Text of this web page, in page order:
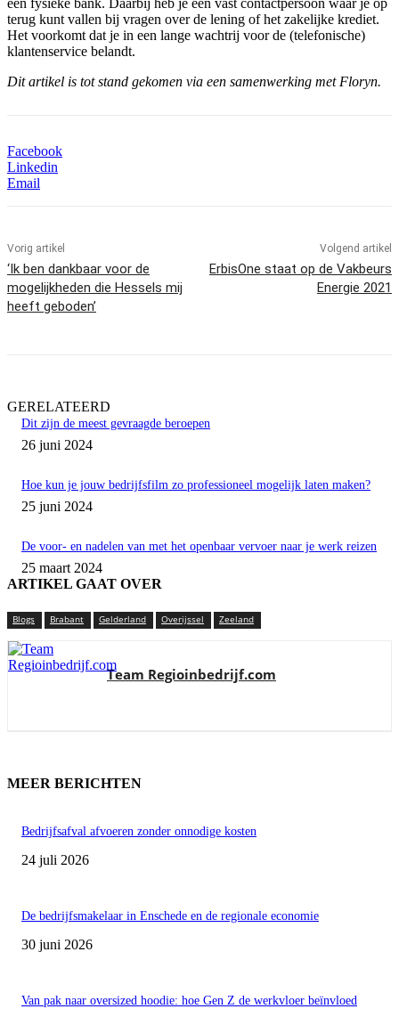
een fysieke bank. Daarbij heb je een vast contactpersoon waar je op
terug kunt vallen bij vragen over de lening of het zakelijke krediet.
Het voorkomt dat je in een lange wachtrij voor de (telefonische)
klantenservice belandt.
Dit artikel is tot stand gekomen via een samenwerking met Floryn.
Facebook
Linkedin
Email
Vorig artikel
‘Ik ben dankbaar voor de
mogelijkheden die Hessels mij
heeft geboden’
Volgend artikel
ErbisOne staat op de Vakbeurs
Energie 2021
GERELATEERD
Dit zijn de meest gevraagde beroepen
26 juni 2024
Hoe kun je jouw bedrijfsfilm zo professioneel mogelijk laten maken?
25 juni 2024
De voor- en nadelen van met het openbaar vervoer naar je werk reizen
25 maart 2024
ARTIKEL GAAT OVER
Blogs Brabant Gelderland Overijssel Zeeland
Team Regioinbedrijf.com
MEER BERICHTEN
Bedrijfsafval afvoeren zonder onnodige kosten
24 juli 2026
De bedrijfsmakelaar in Enschede en de regionale economie
30 juni 2026
Van pak naar oversized hoodie: hoe Gen Z de werkvloer beïnvloed